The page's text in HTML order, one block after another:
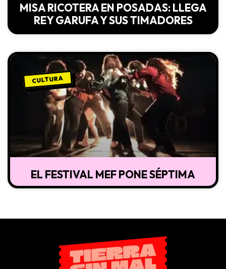
MISA RICOTERA EN POSADAS: LLEGA
REY GARUFA Y SUS TIMADORES
CULTURA
EL FESTIVAL MEF PONE SÉPTIMA